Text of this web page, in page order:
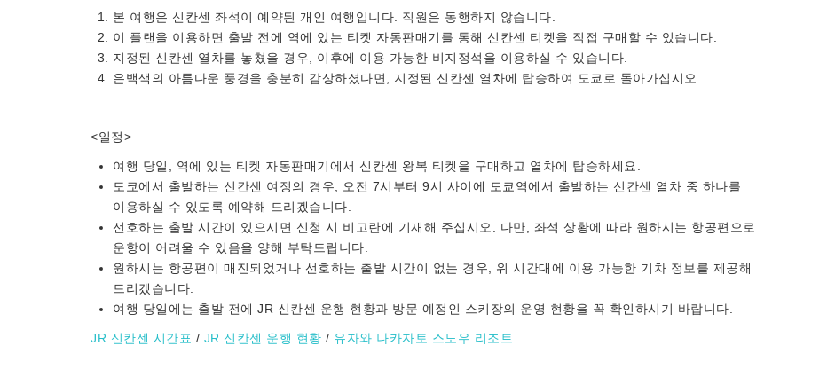
본 여행은 신칸센 좌석이 예약된 개인 여행입니다. 직원은 동행하지 않습니다.
이 플랜을 이용하면 출발 전에 역에 있는 티켓 자동판매기를 통해 신칸센 티켓을 직접 구매할 수 있습니다.
지정된 신칸센 열차를 놓쳤을 경우, 이후에 이용 가능한 비지정석을 이용하실 수 있습니다.
은백색의 아름다운 풍경을 충분히 감상하셨다면, 지정된 신칸센 열차에 탑승하여 도쿄로 돌아가십시오.
<일정>
여행 당일, 역에 있는 티켓 자동판매기에서 신칸센 왕복 티켓을 구매하고 열차에 탑승하세요.
도쿄에서 출발하는 신칸센 여정의 경우, 오전 7시부터 9시 사이에 도쿄역에서 출발하는 신칸센 열차 중 하나를
이용하실 수 있도록 예약해 드리겠습니다.
선호하는 출발 시간이 있으시면 신청 시 비고란에 기재해 주십시오. 다만, 좌석 상황에 따라 원하시는 항공편으로
운항이 어려울 수 있음을 양해 부탁드립니다.
원하시는 항공편이 매진되었거나 선호하는 출발 시간이 없는 경우, 위 시간대에 이용 가능한 기차 정보를 제공해
드리겠습니다.
여행 당일에는 출발 전에 JR 신칸센 운행 현황과 방문 예정인 스키장의 운영 현황을 꼭 확인하시기 바랍니다.
JR 신칸센 시간표 / JR 신칸센 운행 현황 / 유자와 나카자토 스노우 리조트